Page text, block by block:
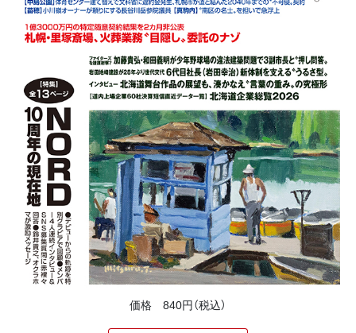
価格 840円（税込）